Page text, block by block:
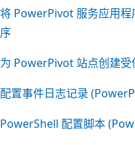
将 PowerPivot 服务应用
序
为 PowerPivot 站点创建受
配置事件日志记录
PowerShell 配置脚本